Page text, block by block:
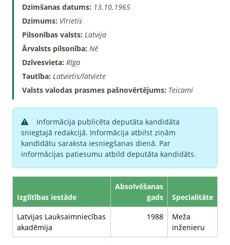
Dzimšanas datums: 13.10.1965
Dzimums: Vīrietis
Pilsonības valsts: Latvija
Ārvalsts pilsonība: Nē
Dzīvesvieta: Rīga
Tautība: Latvietis/latviete
Valsts valodas prasmes pašnovērtējums: Teicami
Informācija publicēta deputāta kandidāta
sniegtajā redakcijā. Informācija atbilst ziņām
kandidātu saraksta iesniegšanas dienā. Par
informācijas patiesumu atbild deputāta kandidāts.
Izglītības iestāde
Absolvēšanas
gads
Specialitāte
Latvijas Lauksaimniecības
akadēmija
1988
Meža
inženieru